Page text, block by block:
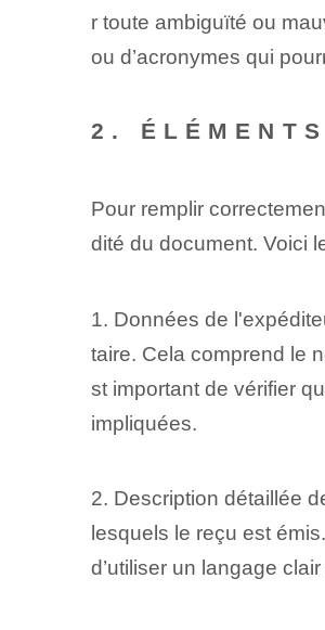
r toute ambiguïté ou
ou d’acronymes qui
2.
Pour remplir
dité du document. Voici
1. Données de
taire. Cela comprend le
st important de vérifier
impliquées.
2. Description détaillée
lesquels le reçu est
d’utiliser un langage